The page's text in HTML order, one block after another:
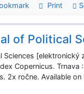
Print
of Political
Sciences
Copernicus.
2x ročne. Available